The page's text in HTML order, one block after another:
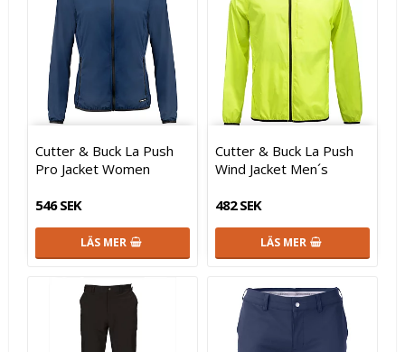
Cutter & Buck La Push
Pro Jacket Women
546 SEK
LÄS MER
Cutter & Buck La Push
Wind Jacket Men´s
482 SEK
LÄS MER